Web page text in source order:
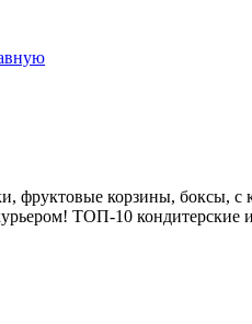
фруктовые корзины, боксы,
ТОП-10 кондитерские